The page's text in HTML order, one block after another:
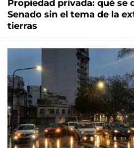
Propiedad privada: qué se
Senado sin el tema de la
tierras